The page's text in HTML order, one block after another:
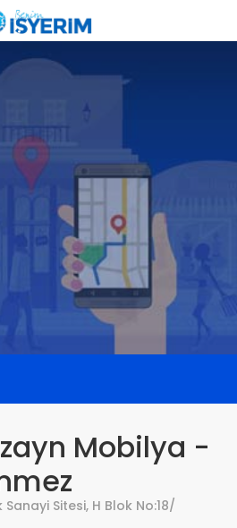
Mobilya -
Sitesi, H Blok No:18/